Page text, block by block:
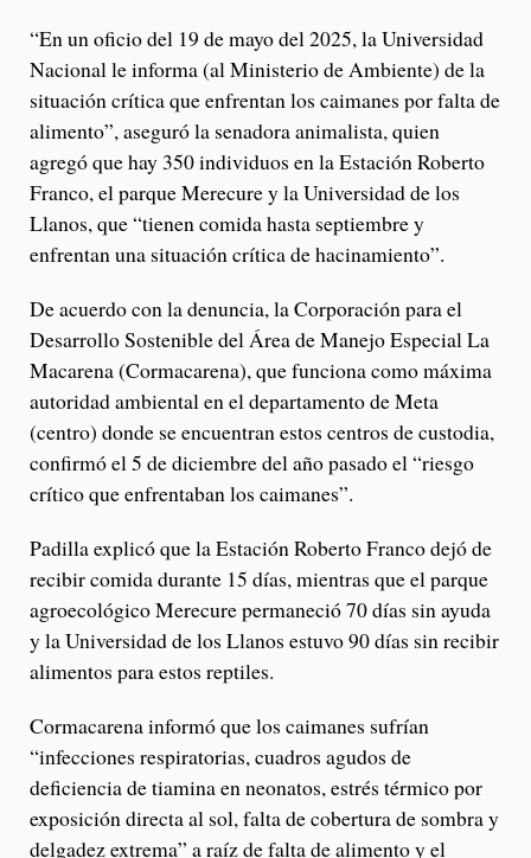
“En un oficio del 19 de mayo del 2025, la Universidad
Nacional le informa (al Ministerio de Ambiente) de la
situación crítica que enfrentan los caimanes por falta de
alimento”, aseguró la senadora animalista, quien
agregó que hay 350 individuos en la Estación Roberto
Franco, el parque Merecure y la Universidad de los
Llanos, que “tienen comida hasta septiembre y
enfrentan una situación crítica de hacinamiento”.
De acuerdo con la denuncia, la Corporación para el
Desarrollo Sostenible del Área de Manejo Especial La
Macarena (Cormacarena), que funciona como máxima
autoridad ambiental en el departamento de Meta
(centro) donde se encuentran estos centros de custodia,
confirmó el 5 de diciembre del año pasado el “riesgo
crítico que enfrentaban los caimanes”.
Padilla explicó que la Estación Roberto Franco dejó de
recibir comida durante 15 días, mientras que el parque
agroecológico Merecure permaneció 70 días sin ayuda
y la Universidad de los Llanos estuvo 90 días sin recibir
alimentos para estos reptiles.
Cormacarena informó que los caimanes sufrían
“infecciones respiratorias, cuadros agudos de
deficiencia de tiamina en neonatos, estrés térmico por
exposición directa al sol, falta de cobertura de sombra y
delgadez extrema” a raíz de falta de alimento y el